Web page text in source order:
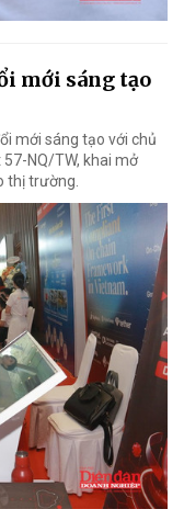
mới sáng tạo
mới sáng tạo với chủ
NQ/TW, khai mở
thị trường.